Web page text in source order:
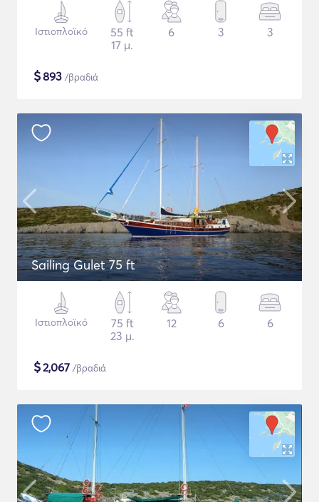
Ιστιοπλοϊκό
55 ft
17 μ.
6 3 3
$893 /βραδιά
Sailing Gulet 75 ft
Ιστιοπλοϊκό
75 ft
23 μ.
12 6 6
$2,067 /βραδιά